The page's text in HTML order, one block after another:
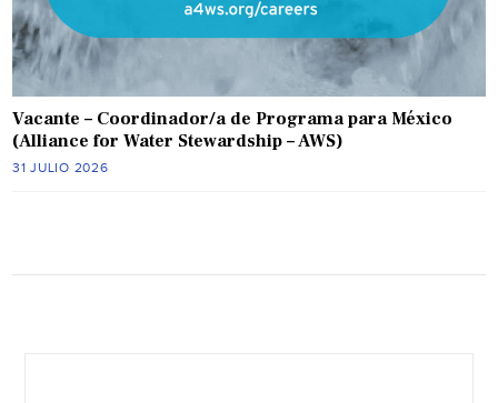
Vacante – Coordinador/a de Programa para México
(Alliance for Water Stewardship – AWS)
31 JULIO 2026